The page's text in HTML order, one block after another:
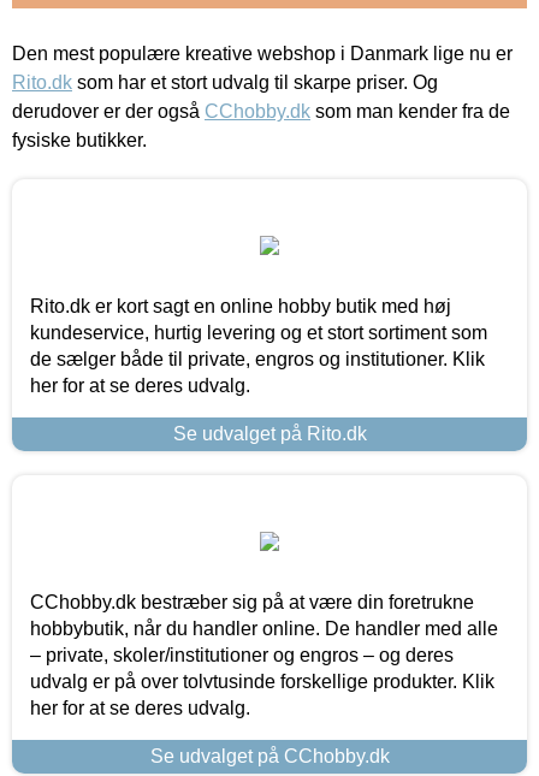
Den mest populære kreative webshop i Danmark lige nu er
Rito.dk som har et stort udvalg til skarpe priser. Og
derudover er der også CChobby.dk som man kender fra de
fysiske butikker.
Rito.dk er kort sagt en online hobby butik med høj
kundeservice, hurtig levering og et stort sortiment som
de sælger både til private, engros og institutioner. Klik
her for at se deres udvalg.
Se udvalget på Rito.dk
CChobby.dk bestræber sig på at være din foretrukne
hobbybutik, når du handler online. De handler med alle
– private, skoler/institutioner og engros – og deres
udvalg er på over tolvtusinde forskellige produkter. Klik
her for at se deres udvalg.
Se udvalget på CChobby.dk